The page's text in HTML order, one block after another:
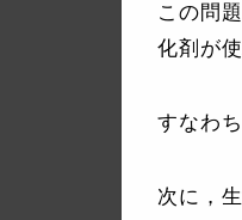
この問
化剤が
すなわち
次に，